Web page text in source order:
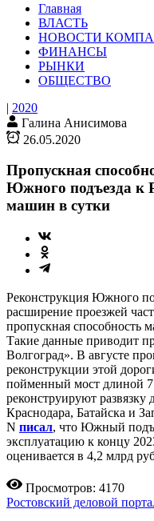
Главная
ВЛАСТЬ
НОВОСТИ
ФИНАНСЫ
РЫНКИ
ОБЩЕСТВО
| 2020
Галина Анисимова
26.05.2020
Пропускная
Южного подъезда к
машин в сутки
Реконструкция Южного
расширение проезжей
пропускная способность
Такие данные приводит
Волгоград». В августе
реконструкции этой
пойменный мост длиной
реконструируют развязку
Краснодара, Батайска и
N писал, что Южный
эксплуатацию к концу
оценивается в 4,2 млрд
Просмотров: 4170
Ростовский деловой